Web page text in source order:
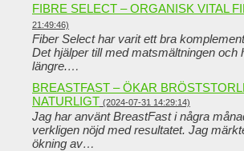
FIBRE SELECT – ORGANISK VITAL
21:49:46)
Fiber Select har varit ett bra
Det hjälper till med matsmältningen och
längre.…
BREASTFAST – ÖKAR
NATURLIGT (2024-07-31 14:29:14)
Jag har använt BreastFast i några
verkligen nöjd med resultatet. Jag
ökning av…